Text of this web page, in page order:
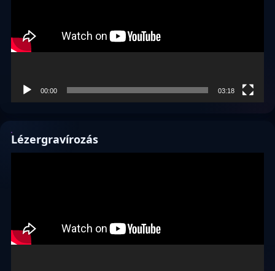
00:00 03:18
Lézergravírozás